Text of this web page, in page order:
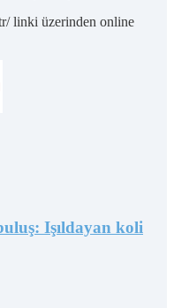
linki üzerinden online
Işıldayan koli